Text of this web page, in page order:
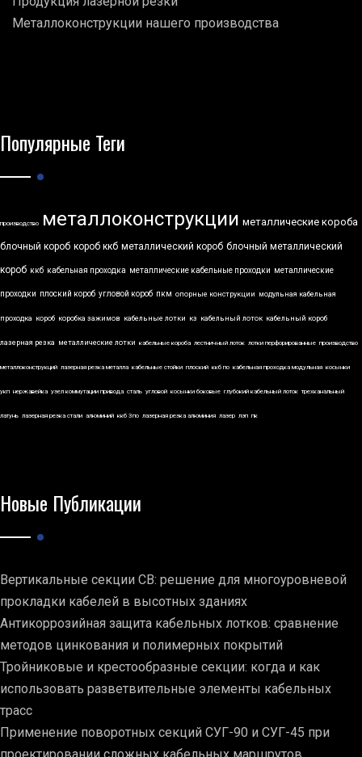
Металлоконструкции нашего производства
Популярные Теги
производство металлоконструкции металлические короба
блочный короб короб ккб металлический короб блочный металлический
короб ккб кабельная проходка металлические кабельные проходки металлические
проходки плоский короб угловой короб пкм опорные конструкции модульная кабельная
проходка короб коробка зажимов кабельные лотки кз кабельный лоток кабельный короб
лазерная резка металлические лотки кабельные короба лестничный лоток лотки перфорированные производство
металлоконструкций лазерная резка металла кабельные стойки плоский ккб по кабельная проходка модульная косынки
укп нержавейка узел коммутации привода сталь угловой косынки боковые глубокий кабельный лоток трехканальный
латунь лазерная резка стали алюминий ккб 3по лазерная резка алюминия лазер лэп пк
Новые Публикации
Вертикальные секции СВ: решение для многоуровневой
прокладки кабелей в высотных зданиях
Антикоррозийная защита кабельных лотков: сравнение
методов цинкования и полимерных покрытий
Тройниковые и крестообразные секции: когда и как
использовать разветвительные элементы кабельных
трасс
Применение поворотных секций СУГ-90 и СУГ-45 при